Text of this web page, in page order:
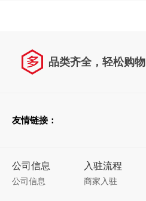
品类齐全，轻松购物
友情链接：
公司信息
公司信息
入驻流程
商家入驻